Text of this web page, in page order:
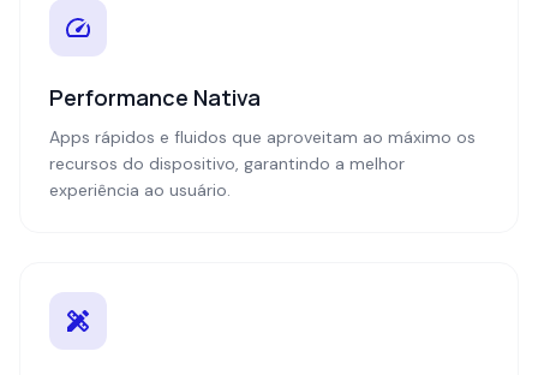
Performance Nativa
Apps rápidos e fluidos que aproveitam ao máximo os
recursos do dispositivo, garantindo a melhor
experiência ao usuário.